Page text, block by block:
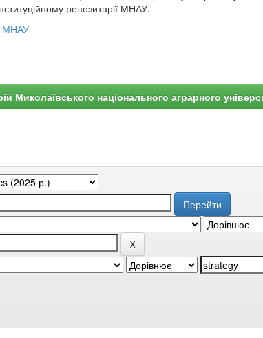
репозитарії МНАУ.
МНАУ
Миколаївського національного аграрного